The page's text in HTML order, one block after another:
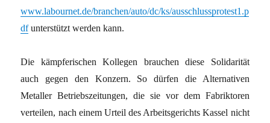
www.labournet.de/branchen/auto/dc/ks/ausschlussprotest1.p
dfunterstützt werden kann.
Die kämpferischen Kollegen brauchen diese Solidarität
auch gegen den Konzern. So dürfen die Alternativen
Metaller Betriebszeitungen, die sie vor dem Fabriktoren
verteilen, nach einem Urteil des Arbeitsgerichts Kassel nicht